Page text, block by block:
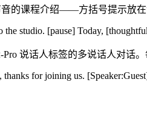
的课程介绍——方括号提示放在
the studio. [pause] Today,
Pro 说话人标签的多说话人对话
thanks for joining us.